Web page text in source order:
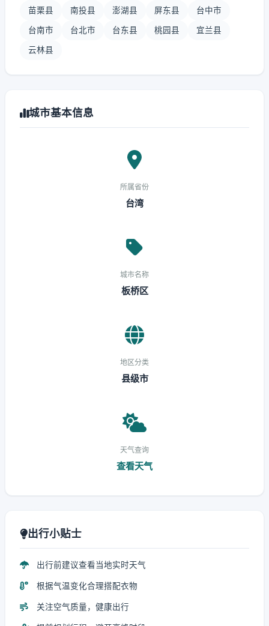
苗栗县 南投县 澎湖县 屏东县 台中市
台南市 台北市 台东县 桃园县 宜兰县
云林县
城市基本信息
所属省份
台湾
城市名称
板桥区
地区分类
县级市
天气查询
查看天气
出行小贴士
出行前建议查看当地实时天气
根据气温变化合理搭配衣物
关注空气质量，健康出行